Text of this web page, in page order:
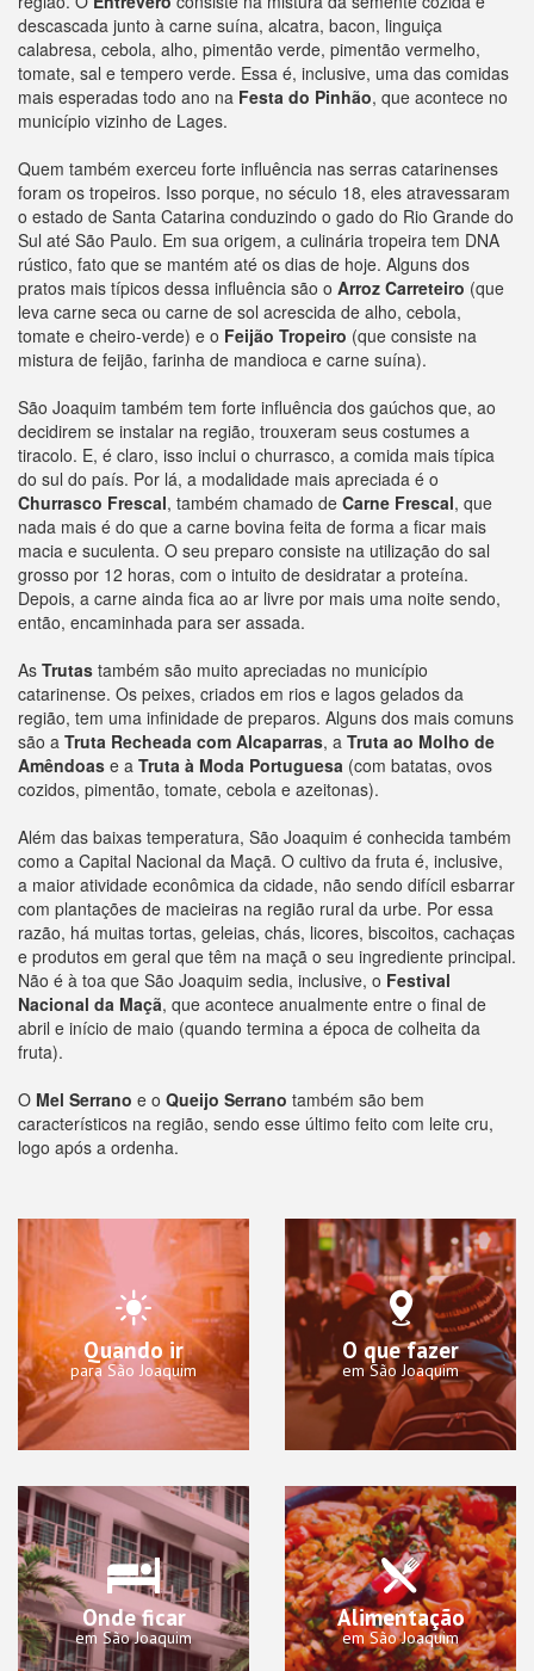
descascada junto à carne suína, alcatra, bacon, linguiça
calabresa, cebola, alho, pimentão verde, pimentão vermelho,
tomate, sal e tempero verde. Essa é, inclusive, uma das comidas
mais esperadas todo ano na Festa do Pinhão, que acontece no
município vizinho de Lages.
Quem também exerceu forte influência nas serras catarinenses
foram os tropeiros. Isso porque, no século 18, eles atravessaram
o estado de Santa Catarina conduzindo o gado do Rio Grande do
Sul até São Paulo. Em sua origem, a culinária tropeira tem DNA
rústico, fato que se mantém até os dias de hoje. Alguns dos
pratos mais típicos dessa influência são o Arroz Carreteiro (que
leva carne seca ou carne de sol acrescida de alho, cebola,
tomate e cheiro-verde) e o Feijão Tropeiro (que consiste na
mistura de feijão, farinha de mandioca e carne suína).
São Joaquim também tem forte influência dos gaúchos que, ao
decidirem se instalar na região, trouxeram seus costumes a
tiracolo. E, é claro, isso inclui o churrasco, a comida mais típica
do sul do país. Por lá, a modalidade mais apreciada é o
Churrasco Frescal, também chamado de Carne Frescal, que
nada mais é do que a carne bovina feita de forma a ficar mais
macia e suculenta. O seu preparo consiste na utilização do sal
grosso por 12 horas, com o intuito de desidratar a proteína.
Depois, a carne ainda fica ao ar livre por mais uma noite sendo,
então, encaminhada para ser assada.
As Trutas também são muito apreciadas no município
catarinense. Os peixes, criados em rios e lagos gelados da
região, tem uma infinidade de preparos. Alguns dos mais comuns
são a Truta Recheada com Alcaparras, a Truta ao Molho de
Amêndoas e a Truta à Moda Portuguesa (com batatas, ovos
cozidos, pimentão, tomate, cebola e azeitonas).
Além das baixas temperatura, São Joaquim é conhecida também
como a Capital Nacional da Maçã. O cultivo da fruta é, inclusive,
a maior atividade econômica da cidade, não sendo difícil esbarrar
com plantações de macieiras na região rural da urbe. Por essa
razão, há muitas tortas, geleias, chás, licores, biscoitos, cachaças
e produtos em geral que têm na maçã o seu ingrediente principal.
Não é à toa que São Joaquim sedia, inclusive, o Festival
Nacional da Maçã, que acontece anualmente entre o final de
abril e início de maio (quando termina a época de colheita da
fruta).
O Mel Serrano e o Queijo Serrano também são bem
característicos na região, sendo esse último feito com leite cru,
logo após a ordenha.
Quando ir
para São Joaquim
O que fazer
em São Joaquim
Onde ficar
em São Joaquim
Alimentação
em São Joaquim